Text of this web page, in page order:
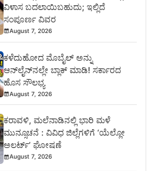
ವಿಳಾಸ ಬದಲಾಯಿಬಹುದು; ಇಲ್ಲಿದೆ
ಸಂಪೂರ್ಣ ವಿವರ
August 7, 2026
ಕಳೆದುಹೋದ ಮೊಬೈಲ್ ಅನ್ನು
ಆನ್‌ಲೈನ್‌ನಲ್ಲೇ ಬ್ಲಾಕ್ ಮಾಡಿ! ಸರ್ಕಾರದ
ಹೊಸ ಸೌಲಭ್ಯ
August 7, 2026
ಕರಾವಳಿ, ಮಲೆನಾಡಿನಲ್ಲಿ ಭಾರಿ ಮಳೆ
ಮುನ್ಸೂಚನೆ : ವಿವಿಧ ಜಿಲ್ಲೆಗಳಿಗೆ ‘ಯೆಲ್ಲೋ
ಅಲರ್ಟ್’ ಘೋಷಣೆ
August 7, 2026